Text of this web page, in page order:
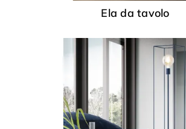
Ela da tavolo